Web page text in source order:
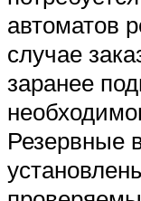
автоматов
случае
заранее
Резервные